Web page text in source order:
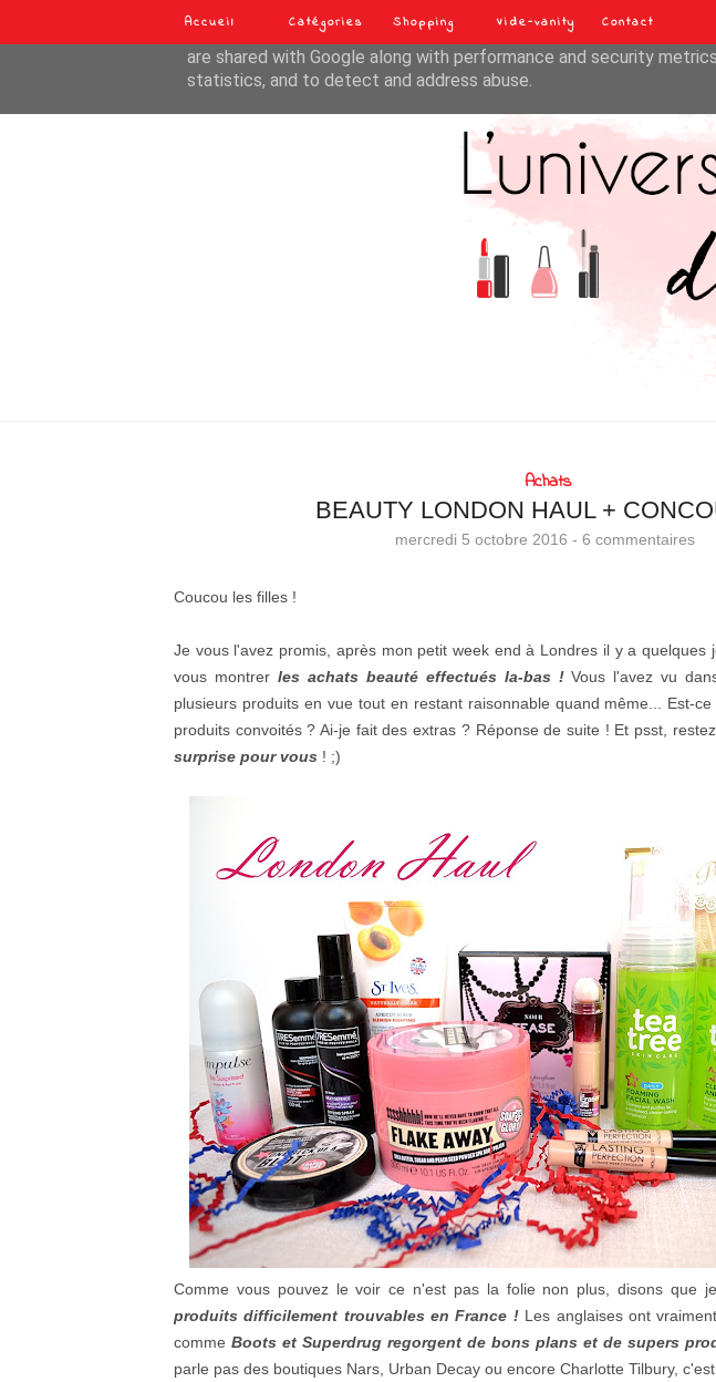
Accueil Catégories Shopping Vide-vanity Contact
Achats
BEAUTY LONDON HAUL +
mercredi 5 octobre 2016 - 6 commentaires
Coucou les filles !
Je vous l'avez promis, après mon petit week end à Londres il y a quelques
vous montrer les achats beauté effectués la-bas !Vous l'avez vu
plusieurs produits en vue tout en restant raisonnable quand même... Est-
produits convoités ? Ai-je fait des extras ? Réponse de suite ! Et psst,
surprise pour vous ! ;)
Comme vous pouvez le voir ce n'est pas la folie non plus, disons que
produits difficilement trouvables en France !Les anglaises ont
comme Boots et Superdrug regorgent de bons plans et de supers
parle pas des boutiques Nars, Urban Decay ou encore Charlotte Tilbury,
This site uses cookies from Google to deliver its services and to
are shared with Google along with performance and security
statistics, and to detect and address abuse.